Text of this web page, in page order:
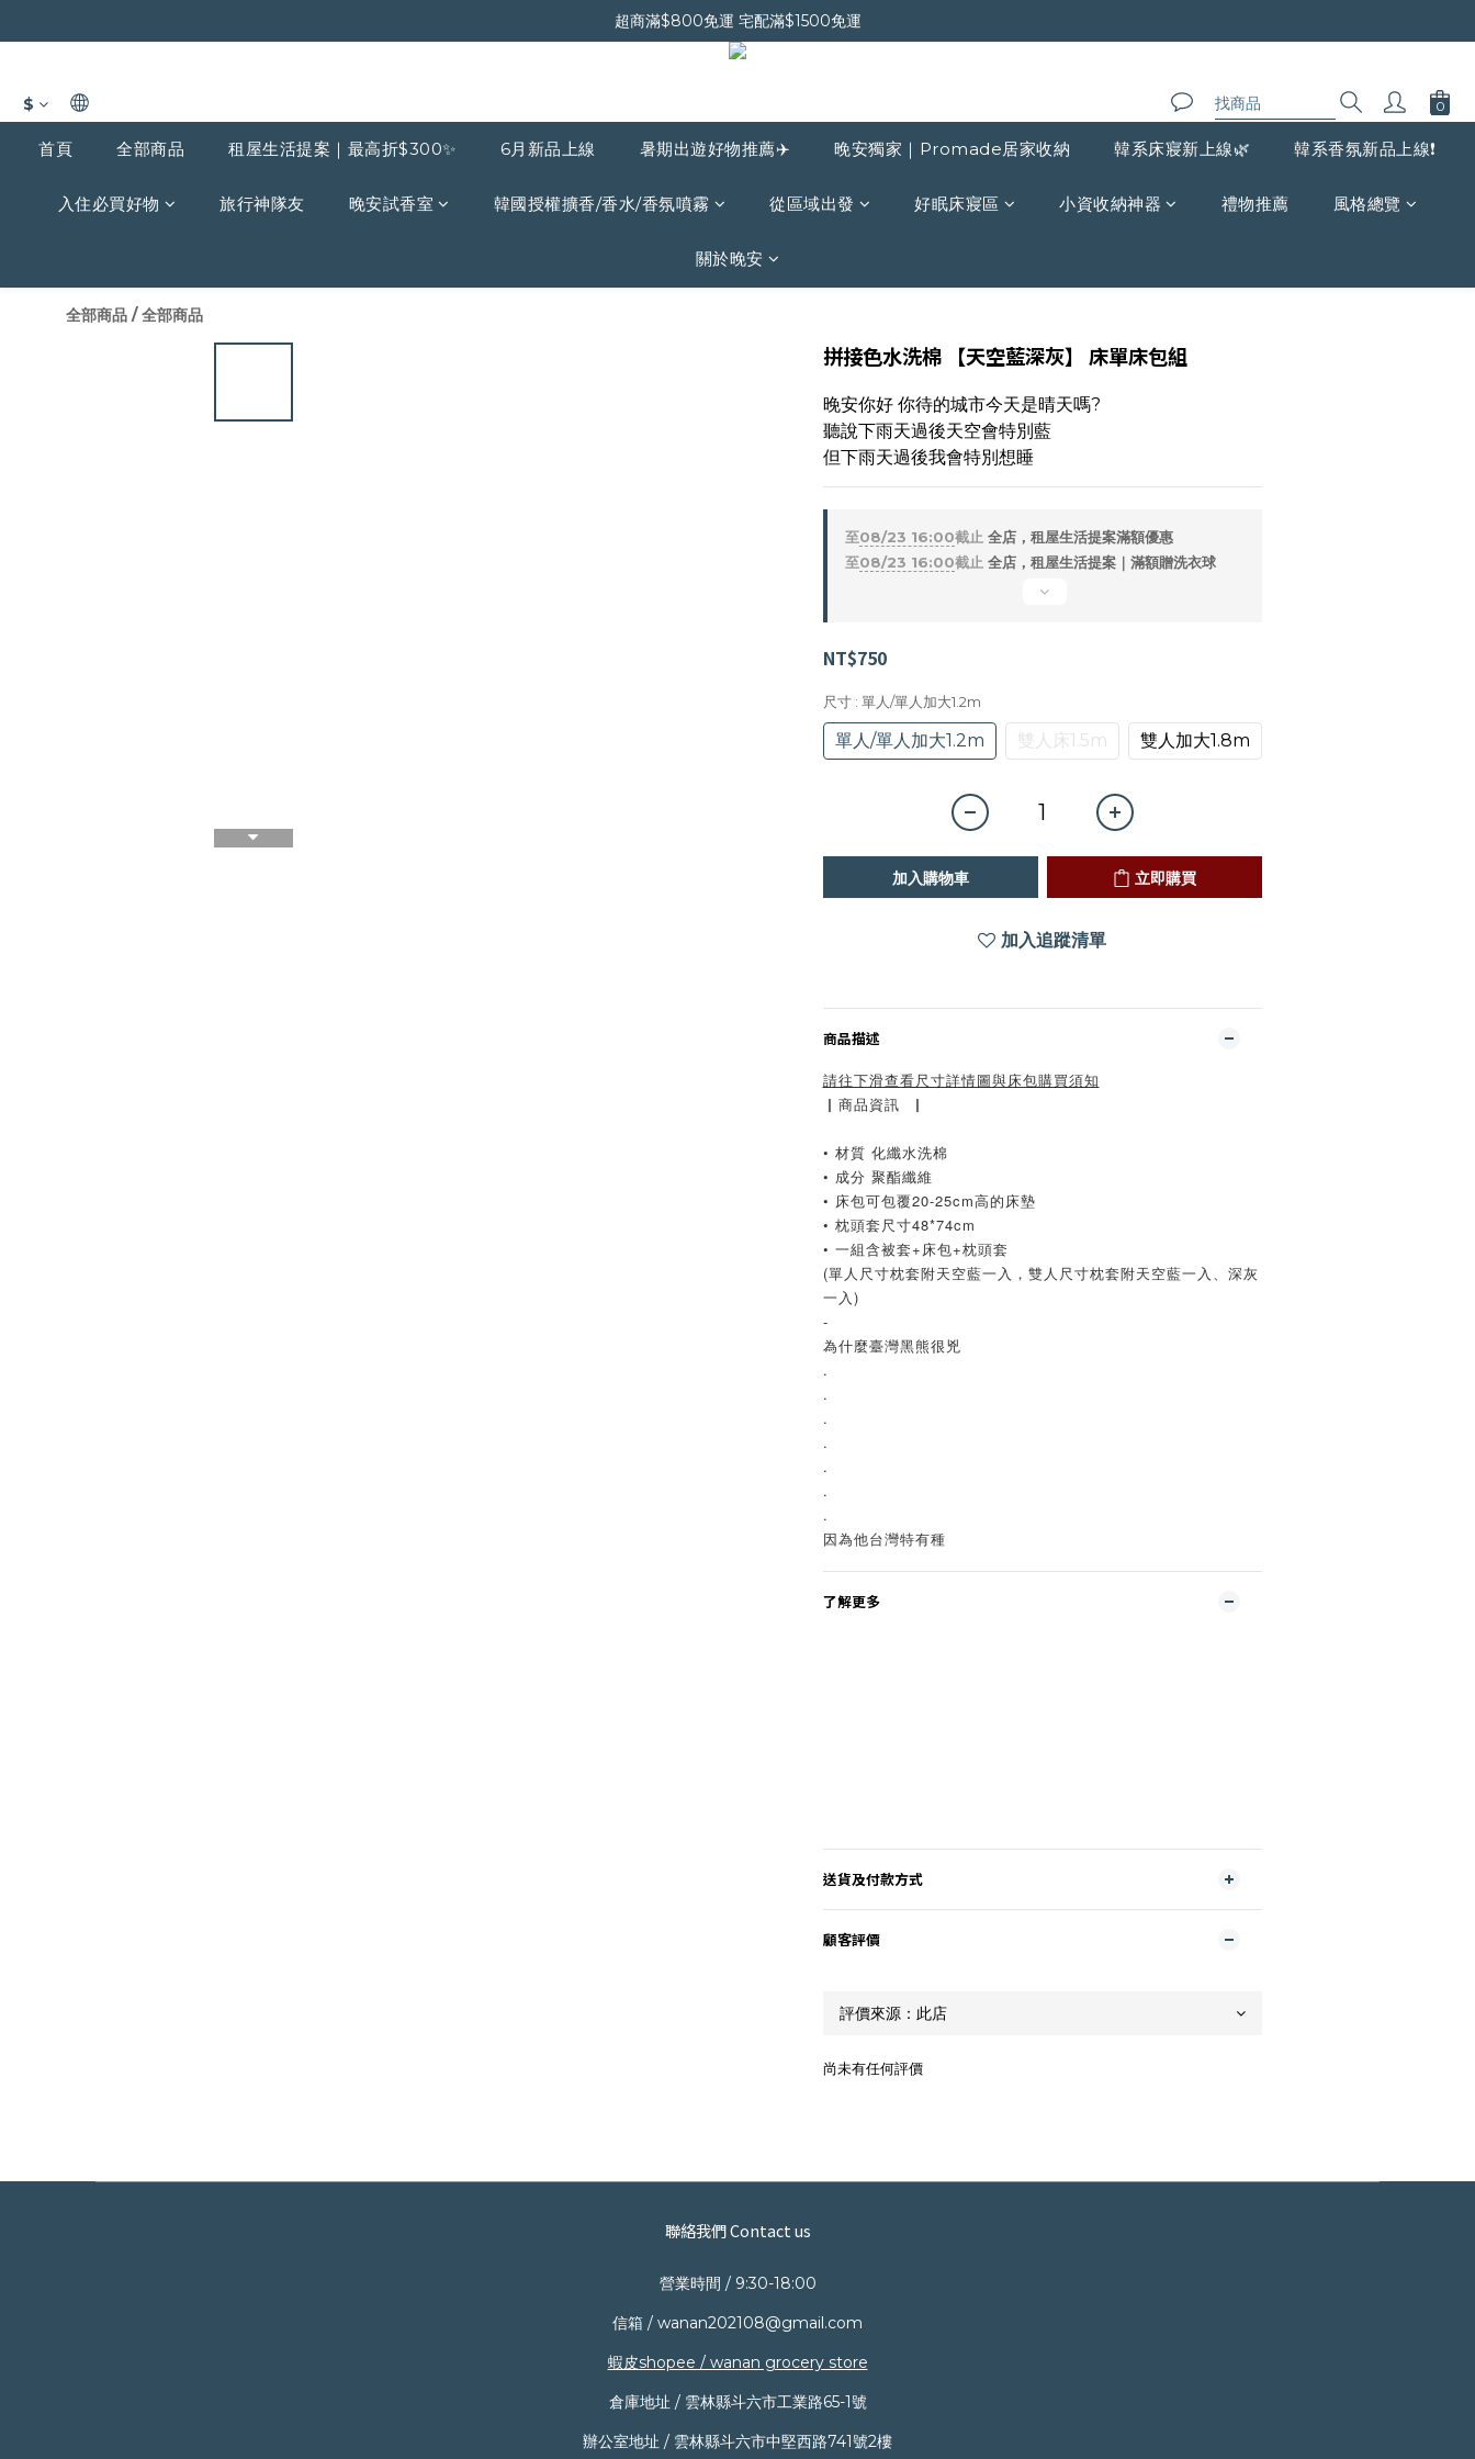
晚安會員新上線｜新會員現折$30
超商滿$800免運 宅配滿$1500免運
晚安會員新上線｜新會員現折$30
$
首頁 全部商品 租屋生活提案｜最高折$300✨ 6月新品上線 暑期出遊好物推薦✈️ 晚安獨家｜Promade居家收納 韓系床寢新上線🌿 韓系香氛新品上線❗️
入住必買好物 旅行神隊友 晚安試香室 韓國授權擴香/香水/香氛噴霧 從區域出發 好眠床寢區 小資收納神器 禮物推薦 風格總覽
關於晚安
全部商品 /全部商品
拼接色水洗棉 【天空藍深灰】 床單床包組
晚安你好 你待的城市今天是晴天嗎?
聽說下雨天過後天空會特別藍
但下雨天過後我會特別想睡
至08/23 16:00截止 全店，租屋生活提案滿額優惠
至08/23 16:00截止 全店，租屋生活提案｜滿額贈洗衣球
NT$750
尺寸 : 單人/單人加大1.2m
單人/單人加大1.2m 雙人床1.5m 雙人加大1.8m
加入購物車 立即購買
加入追蹤清單
商品描述
請往下滑查看尺寸詳情圖與床包購買須知
▏商品資訊  ▏
• 材質 化纖水洗棉
• 成分 聚酯纖維
• 床包可包覆20-25cm高的床墊
• 枕頭套尺寸48*74cm
• 一組含被套+床包+枕頭套
(單人尺寸枕套附天空藍一入，雙人尺寸枕套附天空藍一入、深灰
一入)
-
為什麼臺灣黑熊很兇
.
.
.
.
.
.
.
因為他台灣特有種
了解更多
送貨及付款方式
顧客評價
尚未有任何評價
聯絡我們 Contact us
營業時間 / 9:30-18:00
信箱 / wanan202108@gmail.com
蝦皮shopee / wanan grocery store
倉庫地址 / 雲林縣斗六市工業路65-1號
辦公室地址 / 雲林縣斗六市中堅西路741號2樓